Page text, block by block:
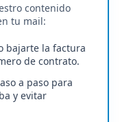
contenido
tu mail:
bajarte la factura
de contrato.
a paso para
y evitar